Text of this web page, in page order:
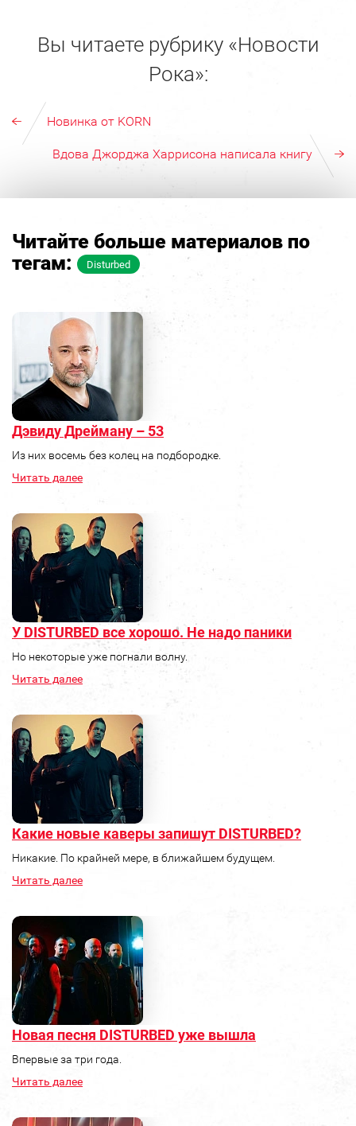
Вы читаете рубрику «Новости
Рока»:
Новинка от KORN
Вдова Джорджа Харрисона написала книгу
Читайте больше материалов по
тегам:
Disturbed
Дэвиду Дрейману – 53
Из них восемь без колец на подбородке.
Читать далее
У DISTURBED все хорошо. Не надо паники
Но некоторые уже погнали волну.
Читать далее
Какие новые каверы запишут DISTURBED?
Никакие. По крайней мере, в ближайшем будущем.
Читать далее
Новая песня DISTURBED уже вышла
Впервые за три года.
Читать далее